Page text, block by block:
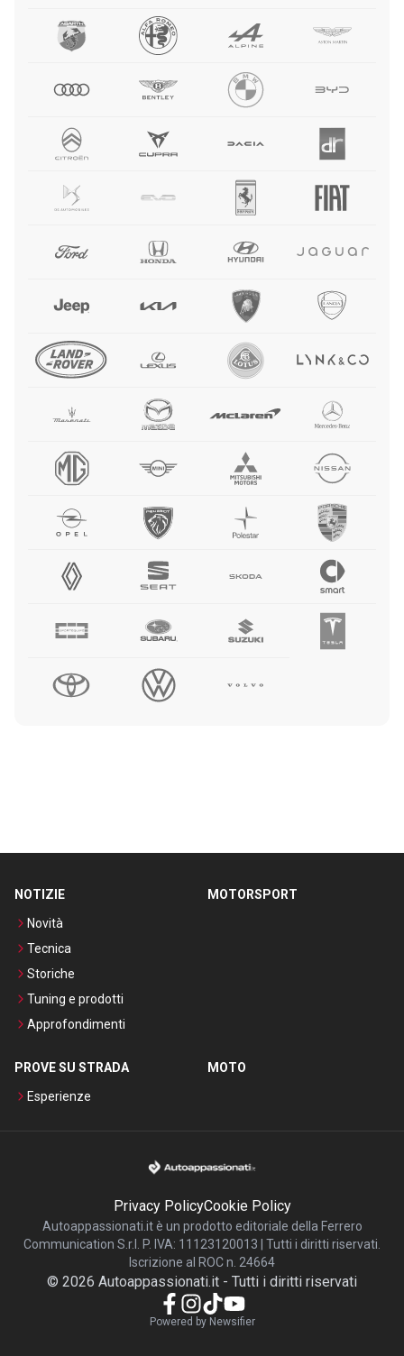
NOTIZIE
Novità
Tecnica
Storiche
Tuning e prodotti
Approfondimenti
MOTORSPORT
PROVE SU STRADA
Esperienze
MOTO
Privacy PolicyCookie Policy
Autoappassionati.it è un prodotto editoriale della Ferrero
Communication S.r.l. P. IVA: 11123120013 | Tutti i diritti riservati.
Iscrizione al ROC n. 24664
© 2026 Autoappassionati.it - Tutti i diritti riservati
Powered by Newsifier